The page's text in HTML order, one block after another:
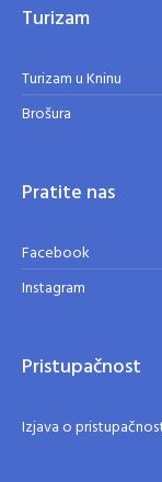
Turizam
Turizam u Kninu
Brošura
Pratite nas
Facebook
Instagram
Pristupačnost
Izjava o